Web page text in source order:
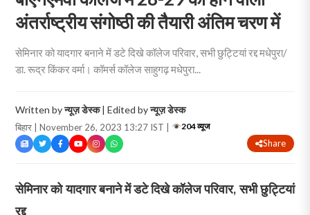
अंतर्राष्ट्रीय संगोष्ठी की तैयारी अंतिम चरण में
सेमिनार को यादगार बनाने में डटे दिखे कॉलेज परिवार, सभी छुट्टियां रद्द मधेपुरा/
डा. रूद्र किंकर वर्मा। कॉमर्स कॉलेज साहुगढ़ मधेपुरा...
Written byन्यूज़ डेस्क| Edited byन्यूज़ डेस्क
बिहार | November 26, 2023 13:27 IST | 204 व्यूज
Share
सेमिनार को यादगार बनाने में डटे दिखे कॉलेज परिवार, सभी छुट्टियां
रद्द